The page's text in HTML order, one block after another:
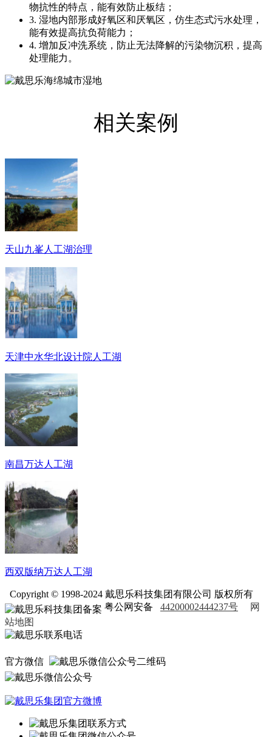
物抗性的特点，能有效防止板结；
3. 湿地内部形成好氧区和厌氧区，仿生态式污水处理，
能有效提高抗负荷能力；
4. 增加反冲洗系统，防止无法降解的污染物沉积，提高
处理能力。
相关案例
天山九峯人工湖治理
天津中水华北设计院人工湖
南昌万达人工湖
西双版纳万达人工湖
Copyright © 1998-2024 戴思乐科技集团有限公司 版权所有
粤公网安备 44200002444237号
网
站地图
官方微信